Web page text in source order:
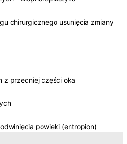
chirurgicznego usunięcia zmiany
z przedniej części oka
powieki (entropion)